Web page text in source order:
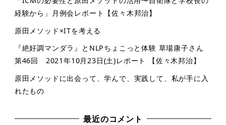
経験から」月例会レポート【佐々木邦治】
原田メソッド×ITを考える
『絶好調マンダラ』とNLPちょこっと体験 草場康子さん
第46回 2021年10月23日(土)レポート 【佐々木邦治】
原田メソッドに出会って、学んで、実践して、私が手に入
れたもの
最近のコメント